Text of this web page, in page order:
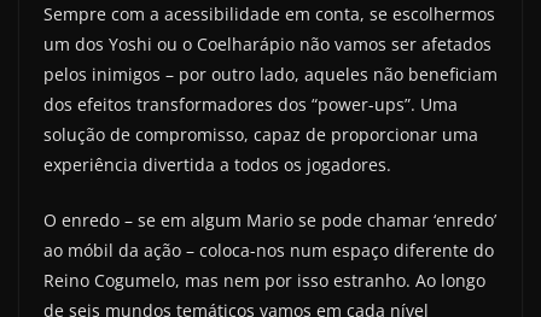
Sempre com a acessibilidade em conta, se escolhermos
um dos Yoshi ou o Coelharápio não vamos ser afetados
pelos inimigos – por outro lado, aqueles não beneficiam
dos efeitos transformadores dos “power-ups”. Uma
solução de compromisso, capaz de proporcionar uma
experiência divertida a todos os jogadores.
O enredo – se em algum Mario se pode chamar ‘enredo’
ao móbil da ação – coloca-nos num espaço diferente do
Reino Cogumelo, mas nem por isso estranho. Ao longo
de seis mundos temáticos vamos em cada nível